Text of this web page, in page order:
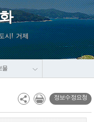
시! 거제
물
정보수정요청